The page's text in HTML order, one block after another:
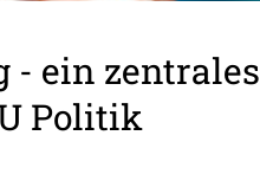
- ein zentrales
Politik